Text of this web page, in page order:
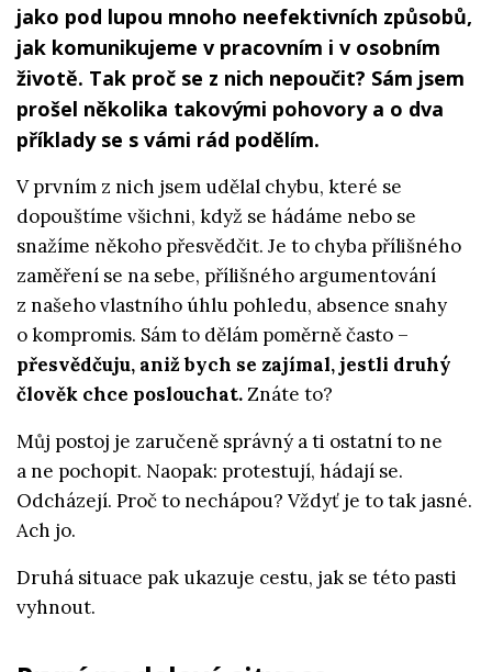
jako pod lupou mnoho neefektivních způsobů,
jak komunikujeme v pracovním i v osobním
životě. Tak proč se z nich nepoučit? Sám jsem
prošel několika takovými pohovory a o dva
příklady se s vámi rád podělím.
V prvním z nich jsem udělal chybu, které se
dopouštíme všichni, když se hádáme nebo se
snažíme někoho přesvědčit. Je to chyba přílišného
zaměření se na sebe, přílišného argumentování
z našeho vlastního úhlu pohledu, absence snahy
o kompromis. Sám to dělám poměrně často –
přesvědčuju, aniž bych se zajímal, jestli druhý
člověk chce poslouchat.Znáte to?
Můj postoj je zaručeně správný a ti ostatní to ne
a ne pochopit. Naopak: protestují, hádají se.
Odcházejí. Proč to nechápou? Vždyť je to tak jasné.
Ach jo.
Druhá situace pak ukazuje cestu, jak se této pasti
vyhnout.